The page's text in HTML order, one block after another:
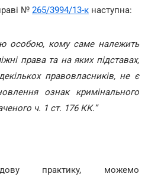
№ 265/3994/13-к наступна:
особою, кому саме належить
права та на яких підставах,
правовласників, не є
ознак кримінального
ч. 1 ст. 176 КК.”
практику, можемо